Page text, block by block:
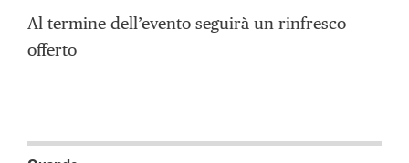
Al termine dell’evento seguirà un rinfresco
offerto